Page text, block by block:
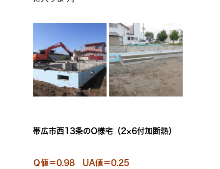
帯広市西13条のO様宅（2×6付加断熱）
Ｑ値＝0.98 UA値＝0.25